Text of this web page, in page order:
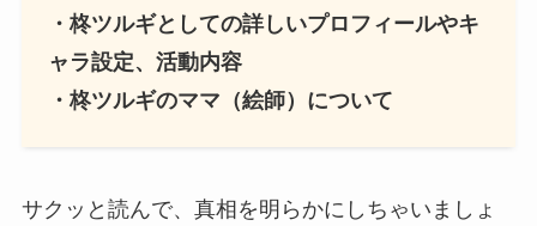
・柊ツルギとしての詳しいプロフィールやキ
ャラ設定、活動内容
・柊ツルギのママ（絵師）について
サクッと読んで、真相を明らかにしちゃいましょ